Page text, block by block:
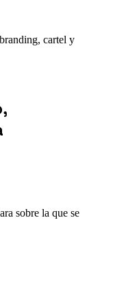
cartel y
sobre la que se